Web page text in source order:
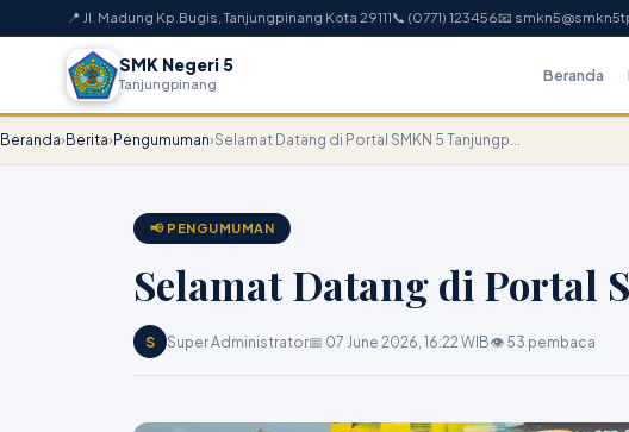
📍 Jl. Madung Kp.Bugis, Tanjungpinang Kota 29111📞 (0771) 123456📧
SMK Negeri 5
Tanjungpinang Beranda
Beranda› Berita› Pengumuman›Selamat Datang di Portal SMKN 5 Tanjungp...
📢 PENGUMUMAN
Selamat Datang di Portal
S Super Administrator📅 07 June 2026, 16:22 WIB👁 53 pembaca